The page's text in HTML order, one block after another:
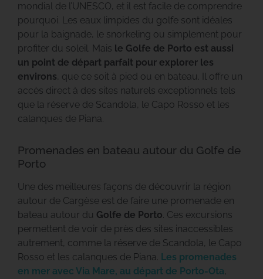
mondial de l’UNESCO, et il est facile de comprendre
pourquoi. Les eaux limpides du golfe sont idéales
pour la baignade, le snorkeling ou simplement pour
profiter du soleil. Mais le Golfe de Porto est aussi
un point de départ parfait pour explorer les
environs, que ce soit à pied ou en bateau. Il offre un
accès direct à des sites naturels exceptionnels tels
que la réserve de Scandola, le Capo Rosso et les
calanques de Piana.
Promenades en bateau autour du Golfe de
Porto
Une des meilleures façons de découvrir la région
autour de Cargèse est de faire une promenade en
bateau autour du Golfe de Porto. Ces excursions
permettent de voir de près des sites inaccessibles
autrement, comme la réserve de Scandola, le Capo
Rosso et les calanques de Piana. Les promenades
en mer avec Via Mare, au départ de Porto-Ota,